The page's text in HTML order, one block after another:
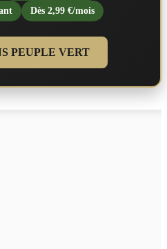
Dès 2,99 €/mois
PEUPLE VERT